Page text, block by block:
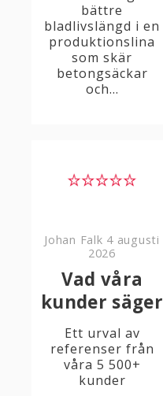
bättre
bladlivslängd i en
produktionslina
som skär
betongsäckar
och...
Johan Falk 4 augusti
2026
Vad våra
kunder säger
Ett urval av
referenser från
våra 5 500+
kunder